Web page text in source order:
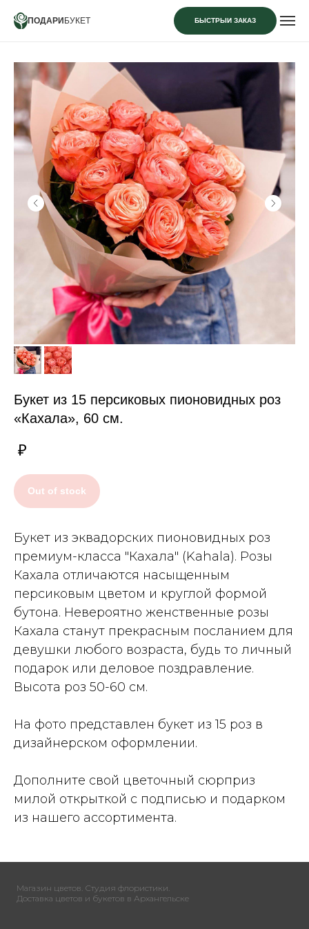
ПОДАРИ БУКЕТ БЫСТРЫЙ ЗАКАЗ
Букет из 15 персиковых пионовидных роз
«Кахала», 60 см.
₽
Out of stock
Букет из эквадорских пионовидных роз
премиум-класса "Кахала" (Kahala). Розы
Кахала отличаются насыщенным
персиковым цветом и круглой формой
бутона. Невероятно женственные розы
Кахала станут прекрасным посланием для
девушки любого возраста, будь то личный
подарок или деловое поздравление.
Высота роз 50-60 см.
На фото представлен букет из 15 роз в
дизайнерском оформлении.
Дополните свой цветочный сюрприз
милой открыткой с подписью и подарком
из нашего ассортимента.
Магазин цветов. Студия флористики.
Доставка цветов и букетов в Архангельске